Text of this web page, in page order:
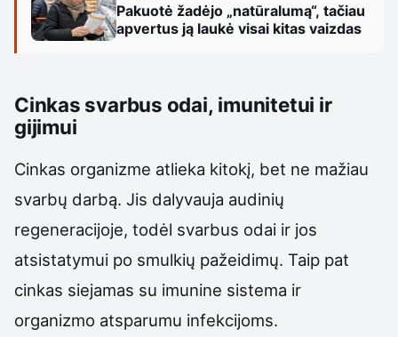
Pakuotė žadėjo „natūralumą“, tačiau
apvertus ją laukė visai kitas vaizdas
Cinkas svarbus odai, imunitetui ir
gijimui
Cinkas organizme atlieka kitokį, bet ne mažiau
svarbų darbą. Jis dalyvauja audinių
regeneracijoje, todėl svarbus odai ir jos
atsistatymui po smulkių pažeidimų. Taip pat
cinkas siejamas su imunine sistema ir
organizmo atsparumu infekcijoms.